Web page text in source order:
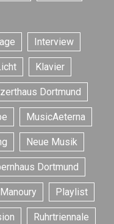
Interview
Klavier
Dortmund
MusicAeterna
Neue Musik
Dortmund
Playlist
Ruhrtriennale